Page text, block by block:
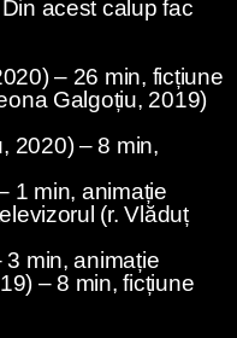
acest calup fac
– 26 min, ficțiune
Galgoțiu, 2019)
2020) – 8 min,
1 min, animație
(r. Vlăduț
3 min, animație
– 8 min, ficțiune